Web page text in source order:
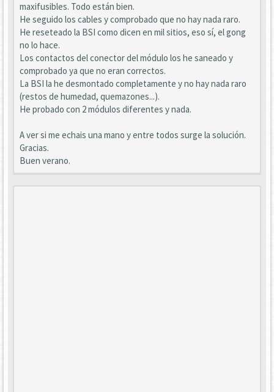
maxifusibles. Todo están bien.
He seguido los cables y comprobado que no hay nada raro.
He reseteado la BSI como dicen en mil sitios, eso sí, el gong
no lo hace.
Los contactos del conector del módulo los he saneado y
comprobado ya que no eran correctos.
La BSI la he desmontado completamente y no hay nada raro
(restos de humedad, quemazones...).
He probado con 2 módulos diferentes y nada.
A ver si me echais una mano y entre todos surge la solución.
Gracias.
Buen verano.